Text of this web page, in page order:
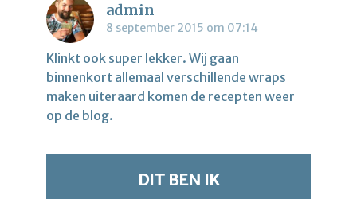
admin
8 september 2015 om 07:14
Klinkt ook super lekker. Wij gaan
binnenkort allemaal verschillende wraps
maken uiteraard komen de recepten weer
op de blog.
DIT BEN IK